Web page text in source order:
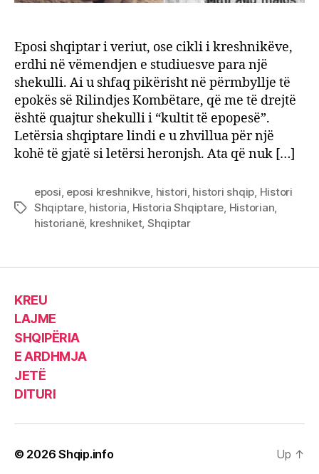
Eposi shqiptar i veriut, ose cikli i kreshnikëve,
erdhi në vëmendjen e studiuesve para një
shekulli. Ai u shfaq pikërisht në përmbyllje të
epokës së Rilindjes Kombëtare, që me të drejtë
është quajtur shekulli i “kultit të epopesë”.
Letërsia shqiptare lindi e u zhvillua për një
kohë të gjatë si letërsi heronjsh. Ata që nuk […]
Tags
eposi, eposi kreshnikve, histori, histori shqip, Histori
Shqiptare, historia, Historia Shqiptare, Historian,
historianë, kreshniket, Shqiptar
KREU
LAJME
SHQIPËRIA
E ARDHMJA
JETË
DITURI
© 2026Shqip.info
Up ↑